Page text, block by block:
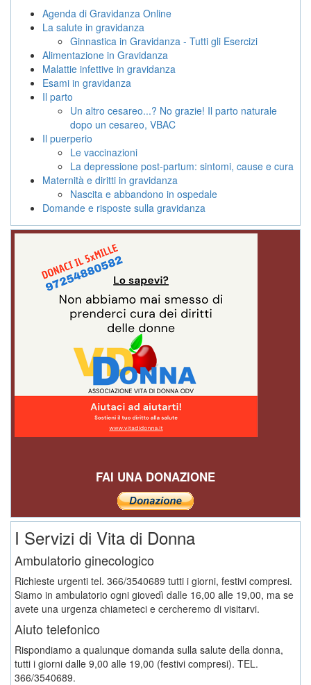
Agenda di Gravidanza Online
La salute in gravidanza
Ginnastica in Gravidanza - Tutti gli Esercizi
Alimentazione in Gravidanza
Malattie infettive in gravidanza
Esami in gravidanza
Il parto
Un altro cesareo...? No grazie! Il parto naturale
dopo un cesareo, VBAC
Il puerperio
Le vaccinazioni
La depressione post-partum: sintomi, cause e cura
Maternità e diritti in gravidanza
Nascita e abbandono in ospedale
Domande e risposte sulla gravidanza
FAI UNA DONAZIONE
I Servizi di Vita di Donna
Ambulatorio ginecologico
Richieste urgenti tel. 366/3540689 tutti i giorni, festivi compresi.
Siamo in ambulatorio ogni giovedì dalle 16,00 alle 19,00, ma se
avete una urgenza chiameteci e cercheremo di visitarvi.
Aiuto telefonico
Rispondiamo a qualunque domanda sulla salute della donna,
tutti i giorni dalle 9,00 alle 19,00 (festivi compresi). TEL.
366/3540689.